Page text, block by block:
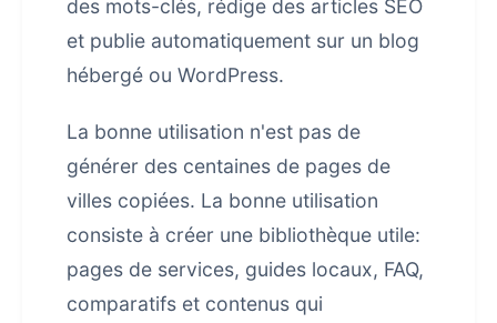
des mots-clés, rédige des articles SEO
et publie automatiquement sur un blog
hébergé ou WordPress.
La bonne utilisation n'est pas de
générer des centaines de pages de
villes copiées. La bonne utilisation
consiste à créer une bibliothèque utile:
pages de services, guides locaux, FAQ,
comparatifs et contenus qui